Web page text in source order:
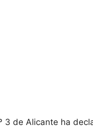
3 de Alicante ha